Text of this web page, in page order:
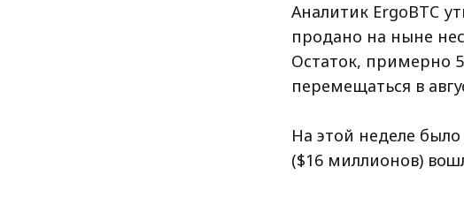
Аналитик ErgoBTC
продано на ныне
Остаток, примерно
перемещаться в
На этой неделе
($16 миллионов)